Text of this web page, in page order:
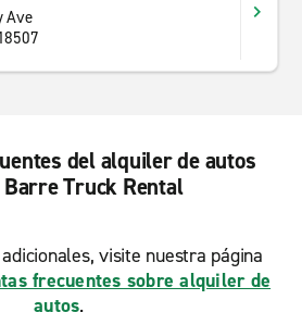
Ave
del alquiler de autos
Truck Rental
visite nuestra página
frecuentes sobre alquiler de
autos.